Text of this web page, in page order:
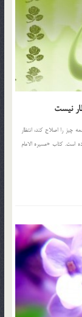
نیست
چیز را اصلاح‌ کند، انتظار
است. کتاب «مسیره الامام